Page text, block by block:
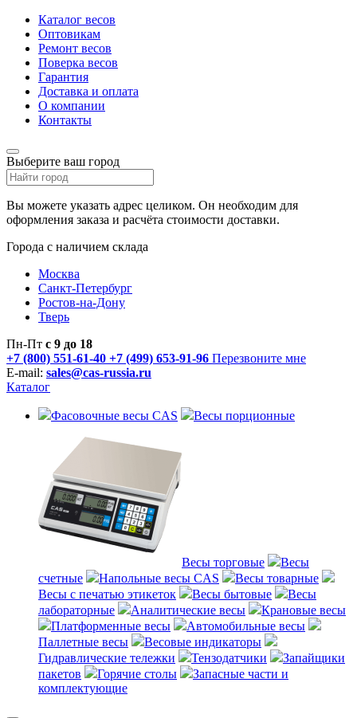
Каталог весов
Оптовикам
Ремонт весов
Поверка весов
Гарантия
Доставка и оплата
О компании
Контакты
Выберите ваш город
Вы можете указать адрес целиком. Он необходим для
оформления заказа и расчёта стоимости доставки.
Города с наличием склада
Москва
Санкт-Петербург
Ростов-на-Дону
Тверь
Пн-Пт с 9 до 18
+7 (800) 551-61-40 +7 (499) 653-91-96 Перезвоните мне
E-mail: sales@cas-russia.ru
Каталог
Фасовочные весы CAS Весы порционные
Весы торговые
Весы
счетные
Напольные весы CAS
Весы товарные
Весы с печатью этикеток
Весы бытовые
Весы
лабораторные
Аналитические весы
Крановые весы
Платформенные весы
Автомобильные весы
Паллетные весы
Весовые индикаторы
Гидравлические тележки
Тензодатчики
Запайщики
пакетов
Горячие столы
Запасные части и
комплектующие